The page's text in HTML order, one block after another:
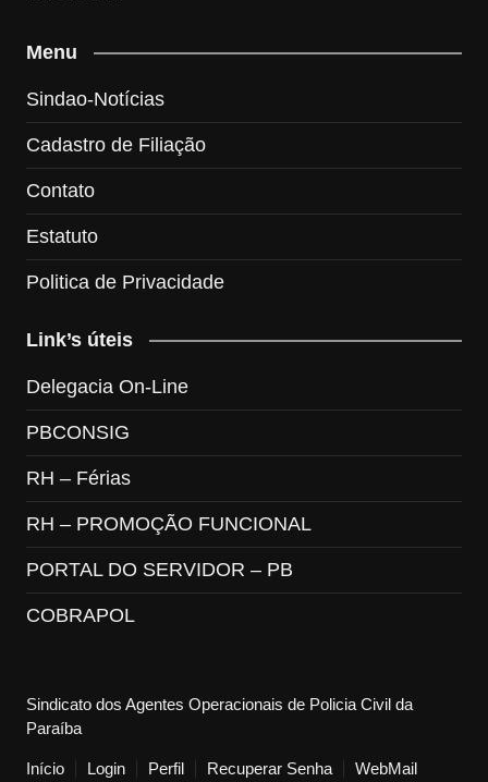
Menu
Sindao-Notícias
Cadastro de Filiação
Contato
Estatuto
Politica de Privacidade
Link’s úteis
Delegacia On-Line
PBCONSIG
RH – Férias
RH – PROMOÇÃO FUNCIONAL
PORTAL DO SERVIDOR – PB
COBRAPOL
Sindicato dos Agentes Operacionais de Policia Civil da
Paraíba
Início Login Perfil Recuperar Senha WebMail